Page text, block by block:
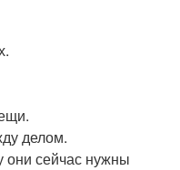
делом.
они сейчас нужны